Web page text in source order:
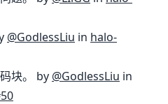
@GodlessLiu in halo-
块。 by @GodlessLiu in